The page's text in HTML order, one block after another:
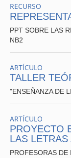
evaluación.
Resultado
decisiones
Análisis
superación
profesional.
RECURSO
PPT SOBRE LAS
NB2
ARTÍCULO
TALLER
"ENSEÑANZA DE
ARTÍCULO
PROYECTO
LAS
PROFESORAS DE